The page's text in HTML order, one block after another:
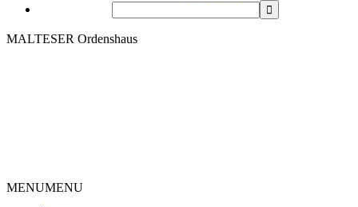
MALTESER Ordenshaus
MENUMENU